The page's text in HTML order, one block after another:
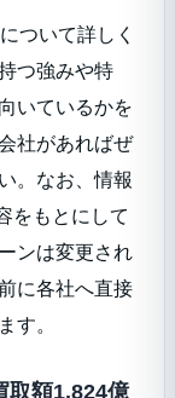
ついて詳しく
つ強みや特
いているかを
社があればぜ
。なお、情報
をもとにして
ンは変更され
に各社へ直接
。
取額1,824億